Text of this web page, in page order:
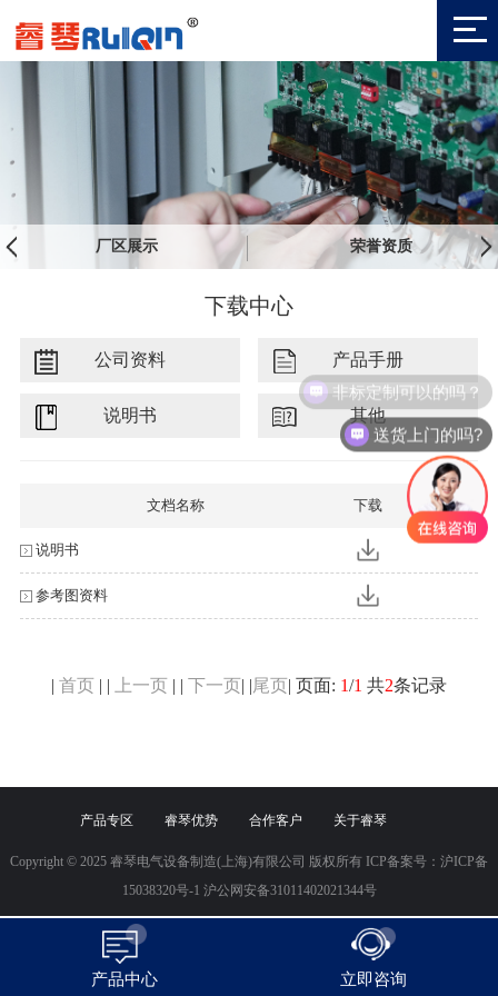
厂区展示 荣誉资质
下载中心
公司资料 产品手册
说明书 其他
文档名称 下载
说明书
参考图资料
| 首页 | | 上一页 | | 下一页| |尾页| 页面: 1/1 共2条记录
产品专区 睿琴优势 合作客户 关于睿琴
Copyright © 2025 睿琴电气设备制造(上海)有限公司 版权所有 ICP备案号： 沪ICP备
15038320号-1 沪公网安备31011402021344号
产品中心 立即咨询
非标定制可以的吗？
送货上门的吗?